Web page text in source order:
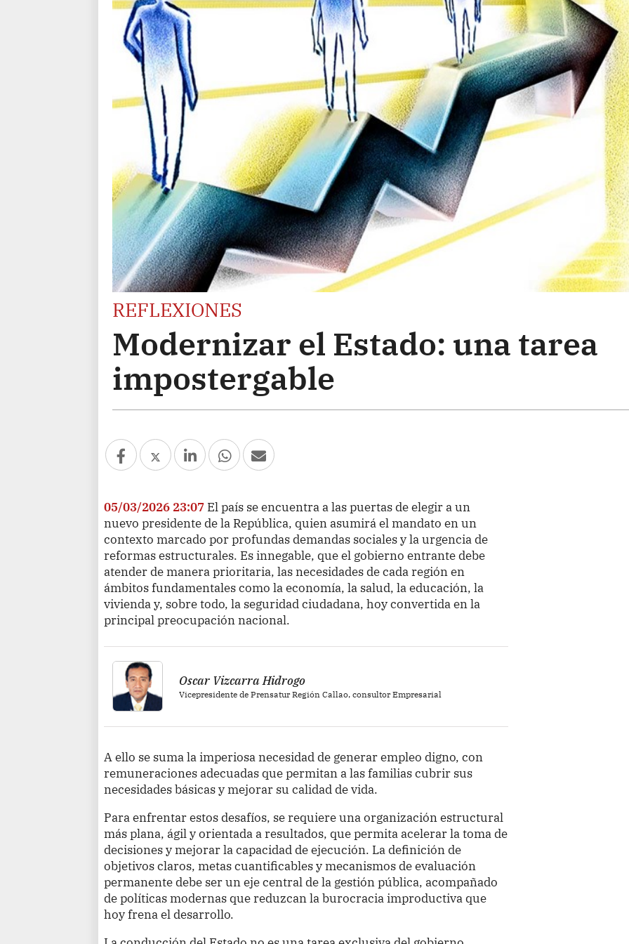
REFLEXIONES
Modernizar el Estado: una tarea
impostergable
05/03/2026 23:07 El país se encuentra a las puertas de elegir a un
nuevo presidente de la República, quien asumirá el mandato en un
contexto marcado por profundas demandas sociales y la urgencia de
reformas estructurales. Es innegable, que el gobierno entrante debe
atender de manera prioritaria, las necesidades de cada región en
ámbitos fundamentales como la economía, la salud, la educación, la
vivienda y, sobre todo, la seguridad ciudadana, hoy convertida en la
principal preocupación nacional.
Oscar Vizcarra Hidrogo
Vicepresidente de Prensatur Región Callao, consultor Empresarial
A ello se suma la imperiosa necesidad de generar empleo digno, con
remuneraciones adecuadas que permitan a las familias cubrir sus
necesidades básicas y mejorar su calidad de vida.
Para enfrentar estos desafíos, se requiere una organización estructural
más plana, ágil y orientada a resultados, que permita acelerar la toma de
decisiones y mejorar la capacidad de ejecución. La definición de
objetivos claros, metas cuantificables y mecanismos de evaluación
permanente debe ser un eje central de la gestión pública, acompañado
de políticas modernas que reduzcan la burocracia improductiva que
hoy frena el desarrollo.